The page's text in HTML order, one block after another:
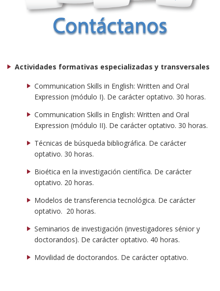
Actividades formativas especializadas y transversales
Communication Skills in English: Written and Oral
Expression (módulo I). De carácter optativo. 30 horas.
Communication Skills in English: Written and Oral
Expression (módulo II). De carácter optativo. 30 horas.
Técnicas de búsqueda bibliográfica. De carácter
optativo. 30 horas.
Bioética en la investigación científica. De carácter
optativo. 20 horas.
Modelos de transferencia tecnológica. De carácter
optativo. 20 horas.
Seminarios de investigación (investigadores sénior y
doctorandos). De carácter optativo. 40 horas.
Movilidad de doctorandos. De carácter optativo.